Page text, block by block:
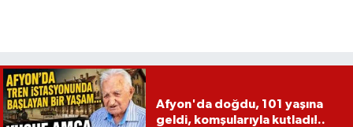
Afyon'da doğdu, 101 yaşına
geldi, komşularıyla kutladı!..